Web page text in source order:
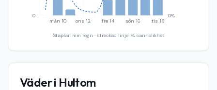
mån 10 ons 12 fre 14 sön 16 tis 18
0 0%
Staplar: mm regn · streckad linje: % sannolikhet
Väder i Hultom